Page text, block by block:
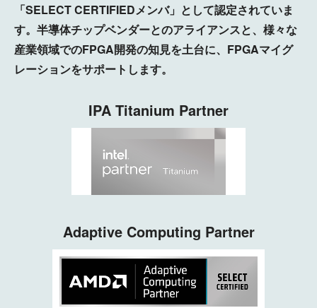
「SELECT CERTIFIEDメンバ」として認定されていま
す。半導体チップベンダーとのアライアンスと、様々な
産業領域でのFPGA開発の知見を土台に、FPGAマイグ
レーションをサポートします。
IPA Titanium Partner
Adaptive Computing Partner